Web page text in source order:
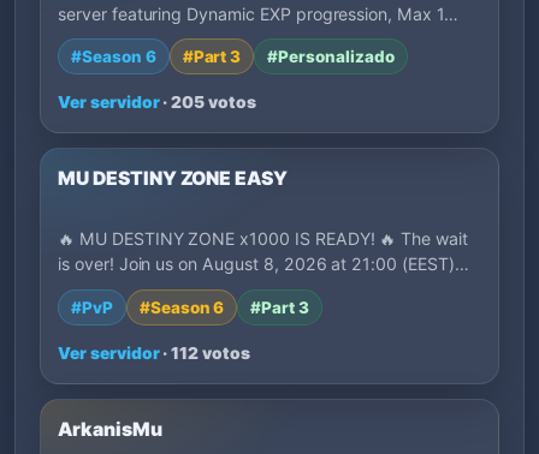
server featuring Dynamic EXP progression, Max 1…
#Season 6 #Part 3 #Personalizado
Ver servidor· 205 votos
MU DESTINY ZONE EASY
🔥 MU DESTINY ZONE x1000 IS READY! 🔥 The wait
is over! Join us on August 8, 2026 at 21:00 (EEST)…
#PvP #Season 6 #Part 3
Ver servidor· 112 votos
ArkanisMu